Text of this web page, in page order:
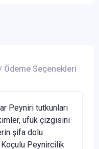
Ödeme Seçenekleri
Peyniri tutkunları
ufuk çizgisini
şifa dolu
Peynircilik